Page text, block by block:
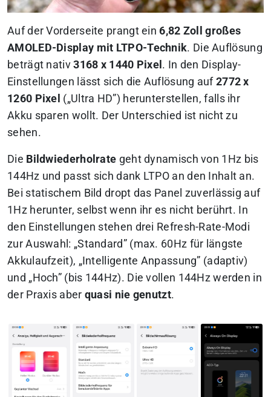
Auf der Vorderseite prangt ein6,82 Zoll großes
AMOLED-Display mit LTPO-Technik. Die Auflösung
beträgt nativ3168 x 1440 Pixel . In den Display-
Einstellungen lässt sich die Auflösung auf 2772 x
1260 Pixel („Ultra HD”) herunterstellen, falls ihr
Akku sparen wollt. Der Unterschied ist nicht zu
sehen.
Die Bildwiederholrate geht dynamisch von 1Hz bis
144Hz und passt sich dank LTPO an den Inhalt an.
Bei statischem Bild dropt das Panel zuverlässig auf
1Hz herunter, selbst wenn ihr es nicht berührt. In
den Einstellungen stehen drei Refresh-Rate-Modi
zur Auswahl: „Standard” (max. 60Hz für längste
Akkulaufzeit), „Intelligente Anpassung” (adaptiv)
und „Hoch” (bis 144Hz). Die vollen 144Hz werden in
der Praxis aber quasi nie genutzt.